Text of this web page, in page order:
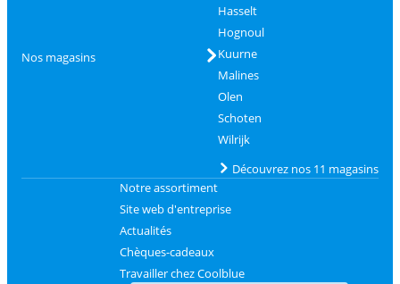
Nos magasins
Hasselt
Hognoul
Kuurne
Malines
Olen
Schoten
Wilrijk
Découvrez nos 11 magasins
Notre assortiment
Site web d'entreprise
Actualités
Chèques-cadeaux
Travailler chez Coolblue